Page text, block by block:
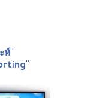
ห์"
"